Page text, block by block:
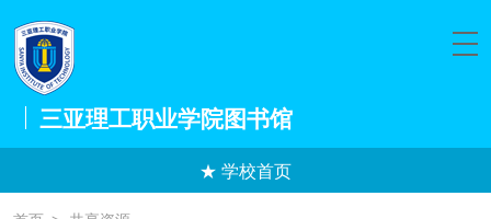
三亚理工职业学院图书馆
★ 学校首页